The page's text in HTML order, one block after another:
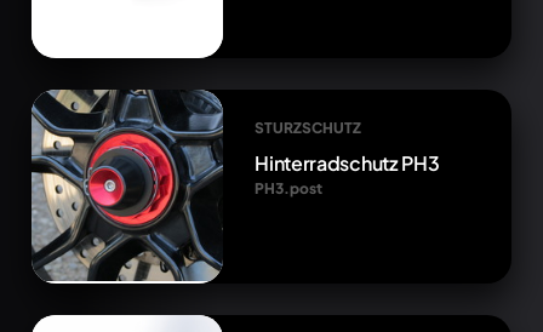
STURZSCHUTZ
Hinterradschutz PH3
PH3.post